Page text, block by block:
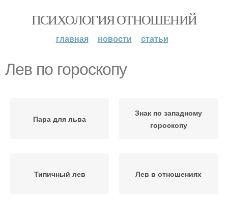
ПСИХОЛОГИЯ ОТНОШЕНИЙ
главная новости статьи
Лев по гороскопу
Пара для льва
Знак по западному
гороскопу
Типичный лев Лев в отношениях